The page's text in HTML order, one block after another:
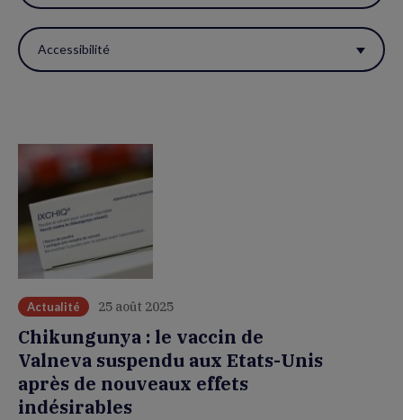
Accessibilité
Actualité 25 août 2025
Chikungunya : le vaccin de
Valneva suspendu aux Etats-Unis
après de nouveaux effets
indésirables